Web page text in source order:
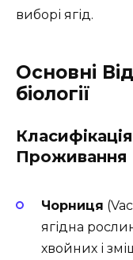
виборі ягід.
Основні
біології
Проживання
Чорниця
ягідна
хвойних і